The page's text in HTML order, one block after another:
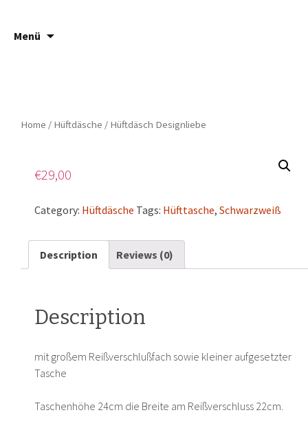
Häsch ä Däsch
Menü
Home / Hüftdäsche / Hüftdäsch Designliebe
€29,00
Category: Hüftdäsche Tags: Hüfttasche, Schwarzweiß
Description Reviews (0)
Description
mit großem Reißverschlußfach sowie kleiner aufgesetzter
Tasche
Taschenhöhe 24cm die Breite am Reißverschluss 22cm.